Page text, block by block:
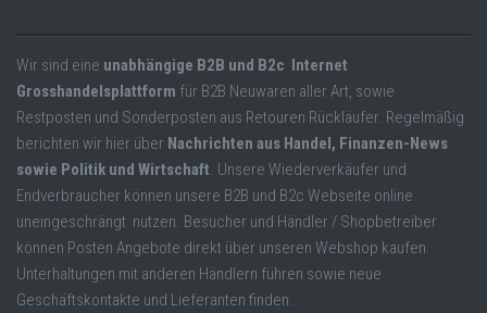
Wir sind eine unabhängige B2B und B2c Internet
Grosshandelsplattform für B2B Neuwaren aller Art, sowie
Restposten und Sonderposten aus Retouren Rückläufer. Regelmäßig
berichten wir hier über Nachrichten aus Handel, Finanzen-News
sowie Politik und Wirtschaft. Unsere Wiederverkäufer und
Endverbraucher können unsere B2B und B2c Webseite online
uneingeschrängt nutzen. Besucher und Händler / Shopbetreiber
können Posten Angebote direkt über unseren Webshop kaufen.
Unterhaltungen mit anderen Händlern führen sowie neue
Geschäftskontakte und Lieferanten finden.